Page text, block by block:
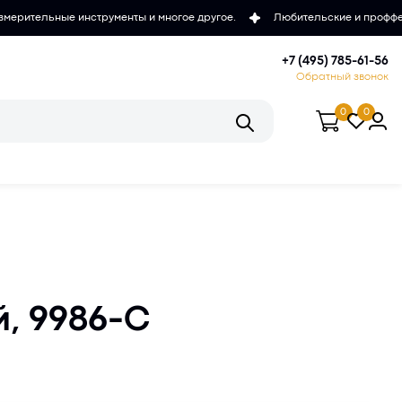
и многое другое. Любительские и проффесиональные
+7 (495) 785-61-56
Обратный звонок
0 0
9986-С